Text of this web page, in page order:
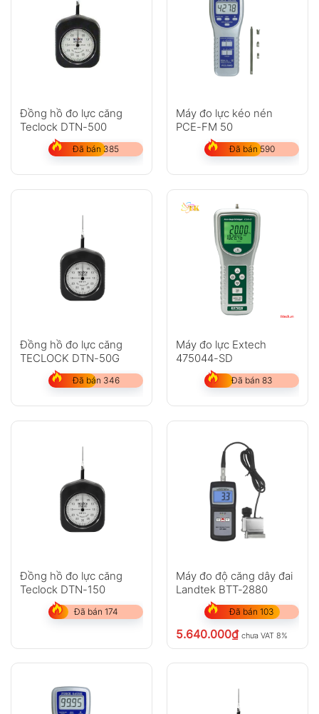
Đồng hồ đo lực căng
Teclock DTN-500
Đã bán 385
Máy đo lực kéo nén
PCE-FM 50
Đã bán 590
Đồng hồ đo lực căng
TECLOCK DTN-50G
Đã bán 346
Máy đo lực Extech
475044-SD
Đã bán 83
Đồng hồ đo lực căng
Teclock DTN-150
Đã bán 174
Máy đo độ căng dây đai
Landtek BTT-2880
Đã bán 103
5.640.000₫ chưa VAT 8%